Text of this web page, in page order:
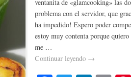
ventanita de «glamcooking» las
problema con el servidor, que
ha impedido! Espero poder
estoy muy contenta porque
me …
Continuar leyendo →